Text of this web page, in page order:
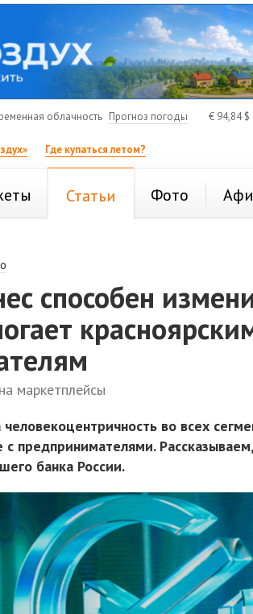
облачность Прогноз погоды € 94,84$
Где купаться летом?
Статьи Фото
способен
маркетплейсы
во всех
предпринимателями.
банка России.